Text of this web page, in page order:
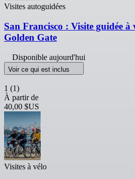
Visites autoguidées
San Francisco : Visite guidée
Golden Gate
Disponible aujourd'hui
Voir ce qui est inclus
1 (1)
À partir de
40,00 $US
Visites à vélo